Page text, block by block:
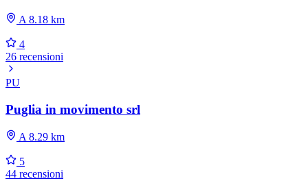
A 8.18 km
4
26 recensioni
PU
Puglia in movimento srl
A 8.29 km
5
44 recensioni